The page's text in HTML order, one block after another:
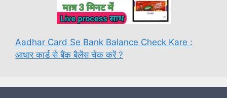
Aadhar Card Se Bank Balance Check Kare :
आधार कार्ड से बैंक बैलेंस चेक करें ?